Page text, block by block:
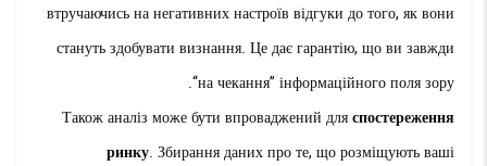
втручаючись на негативних настроїв відгуки до того, як вони
стануть здобувати визнання. Це дає гарантію, що ви завжди
“на чекання” інформаційного поля зору.
Також аналіз може бути впроваджений дляспостереження
ринку. Збирання даних про те, що розміщують ваші